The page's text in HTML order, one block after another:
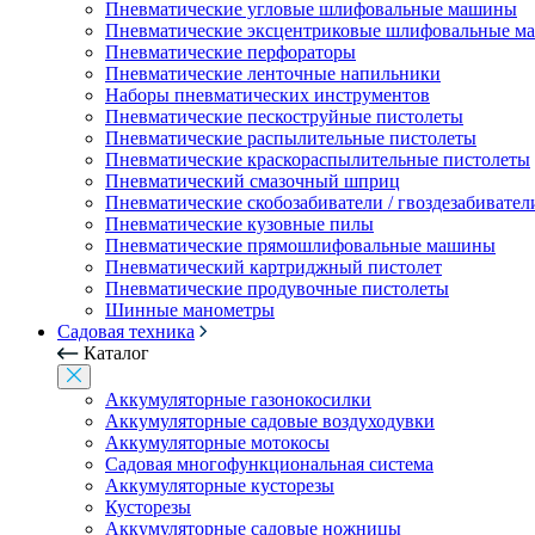
Пневматические угловые шлифовальные машины
Пневматические эксцентриковые шлифовальные
Пневматические перфораторы
Пневматические ленточные напильники
Наборы пневматических инструментов
Пневматические пескоструйные пистолеты
Пневматические распылительные пистолеты
Пневматические краскораспылительные пистолеты
Пневматический смазочный шприц
Пневматические скобозабиватели /
Пневматические кузовные пилы
Пневматические прямошлифовальные машины
Пневматический картриджный пистолет
Пневматические продувочные пистолеты
Шинные манометры
Садовая техника
Каталог
Аккумуляторные газонокосилки
Аккумуляторные садовые воздуходувки
Аккумуляторные мотокосы
Садовая многофункциональная система
Аккумуляторные кусторезы
Кусторезы
Аккумуляторные садовые ножницы